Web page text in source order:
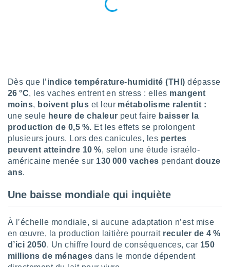
du
à
le
des
au
de
Dès que l’indice température-humidité (THI) dépasse
26 °C, les vaches entrent en stress : elles mangent
moins, boivent plus et leur métabolisme ralentit :
une seule heure de chaleur peut faire baisser la
production de 0,5 %. Et les effets se prolongent
plusieurs jours. Lors des canicules, les pertes
peuvent atteindre 10 %, selon une étude israélo-
américaine menée sur 130 000 vaches pendantdouze
ans.
Une baisse mondiale qui inquiète
À l’échelle mondiale, si aucune adaptation n’est mise
en œuvre, la production laitière pourrait reculer de 4 %
d’ici 2050. Un chiffre lourd de conséquences, car 150
millions de ménages dans le monde dépendent